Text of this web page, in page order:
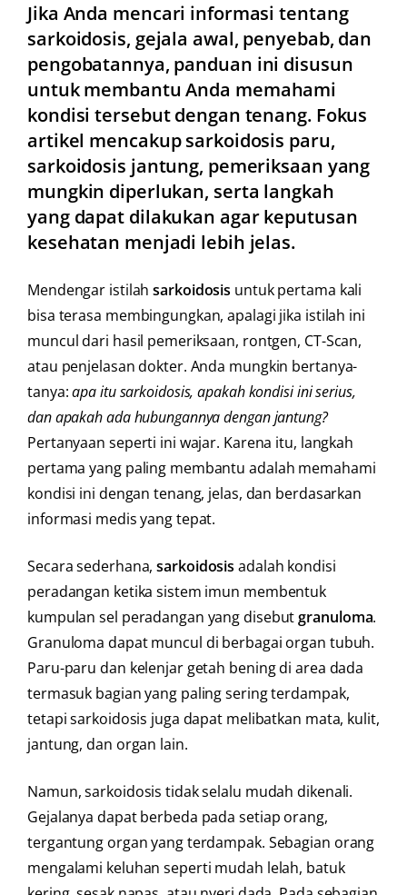
Jika Anda mencari informasi tentang
sarkoidosis, gejala awal, penyebab, dan
pengobatannya, panduan ini disusun
untuk membantu Anda memahami
kondisi tersebut dengan tenang. Fokus
artikel mencakup sarkoidosis paru,
sarkoidosis jantung, pemeriksaan yang
mungkin diperlukan, serta langkah
yang dapat dilakukan agar keputusan
kesehatan menjadi lebih jelas.
Mendengar istilahsarkoidosis untuk pertama kali
bisa terasa membingungkan, apalagi jika istilah ini
muncul dari hasil pemeriksaan, rontgen, CT-Scan,
atau penjelasan dokter. Anda mungkin bertanya-
tanya:apa itu sarkoidosis, apakah kondisi ini serius,
dan apakah ada hubungannya dengan jantung?
Pertanyaan seperti ini wajar. Karena itu, langkah
pertama yang paling membantu adalah memahami
kondisi ini dengan tenang, jelas, dan berdasarkan
informasi medis yang tepat.
Secara sederhana,sarkoidosis adalah kondisi
peradangan ketika sistem imun membentuk
kumpulan sel peradangan yang disebutgranuloma.
Granuloma dapat muncul di berbagai organ tubuh.
Paru-paru dan kelenjar getah bening di area dada
termasuk bagian yang paling sering terdampak,
tetapi sarkoidosis juga dapat melibatkan mata, kulit,
jantung, dan organ lain.
Namun, sarkoidosis tidak selalu mudah dikenali.
Gejalanya dapat berbeda pada setiap orang,
tergantung organ yang terdampak. Sebagian orang
mengalami keluhan seperti mudah lelah, batuk